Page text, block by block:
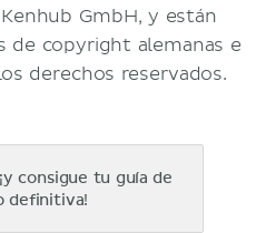
GmbH, y están
de copyright alemanas e
derechos reservados.
¡y consigue tu guía de
definitiva!